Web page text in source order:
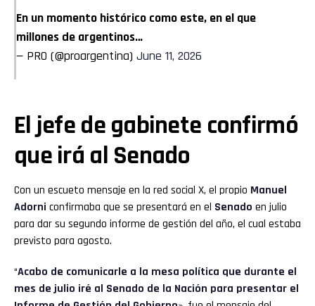
En un momento histórico como este, en el que
millones de argentinos…
— PRO (@proargentina) June 11, 2026
El jefe de gabinete confirmó
que irá al Senado
Con un escueto mensaje en la red social X, el propio Manuel
Adorni confirmaba que se presentará en el Senado en julio
para dar su segundo informe de gestión del año, el cual estaba
previsto para agosto.
“Acabo de comunicarle a la mesa política que durante el
mes de julio iré al Senado de la Nación para presentar el
Flipboard
Pinterest
Email